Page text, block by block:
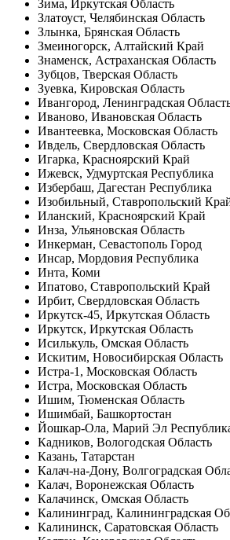
Зима, Иркутская Область
Златоуст, Челябинская Область
Злынка, Брянская Область
Змеиногорск, Алтайский Край
Знаменск, Астраханская Область
Зубцов, Тверская Область
Зуевка, Кировская Область
Ивангород, Ленинградская
Иваново, Ивановская Область
Ивантеевка, Московская Область
Ивдель, Свердловская Область
Игарка, Красноярский Край
Ижевск, Удмуртская Республика
Избербаш, Дагестан Республика
Изобильный, Ставропольский
Иланский, Красноярский Край
Инза, Ульяновская Область
Инкерман, Севастополь Город
Инсар, Мордовия Республика
Инта, Коми
Ипатово, Ставропольский Край
Ирбит, Свердловская Область
Иркутск-45, Иркутская Область
Иркутск, Иркутская Область
Исилькуль, Омская Область
Искитим, Новосибирская Область
Истра-1, Московская Область
Истра, Московская Область
Ишим, Тюменская Область
Ишимбай, Башкортостан
Йошкар-Ола, Марий Эл
Кадников, Вологодская Область
Казань, Татарстан
Калач-на-Дону, Волгоградская
Калач, Воронежская Область
Калачинск, Омская Область
Калининград, Калининградская
Калининск, Саратовская Область